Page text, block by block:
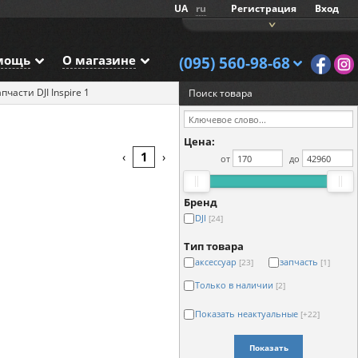
UA ru Регистрация Вход
О магазине (095) 560-98-68
DJI Inspire 1
‹ 1 ›
Поиск товара
Цена:
от до
Бренд
DJI [24]
Тип товара
аксессуар [23] запчасть [1]
Только в наличии [2]
Показать неактуальные [+22]
Показать